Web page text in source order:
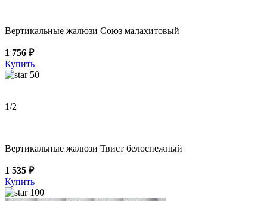
Вертикальные жалюзи Союз малахитовый
1 756 ₽
Купить
50
1/2
Вертикальные жалюзи Твист белоснежный
1 535 ₽
Купить
100